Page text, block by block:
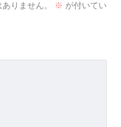
りません。 ※ が付いてい